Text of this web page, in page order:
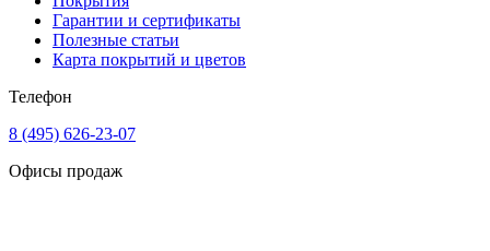
Гарантии и сертификаты
Полезные статьи
Карта покрытий и цветов
Телефон
8 (495) 626-23-07
Офисы продаж